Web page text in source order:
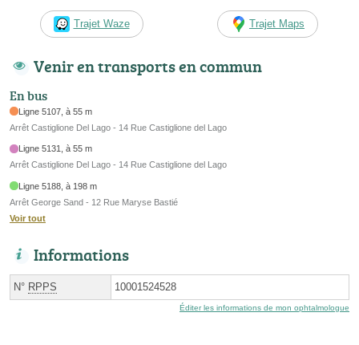
Trajet Waze Trajet Maps
Venir en transports en commun
En bus
Ligne 5107, à 55 m
Arrêt Castiglione Del Lago - 14 Rue Castiglione del Lago
Ligne 5131, à 55 m
Arrêt Castiglione Del Lago - 14 Rue Castiglione del Lago
Ligne 5188, à 198 m
Arrêt George Sand - 12 Rue Maryse Bastié
Voir tout
Informations
N° RPPS 10001524528
Éditer les informations de mon ophtalmologue